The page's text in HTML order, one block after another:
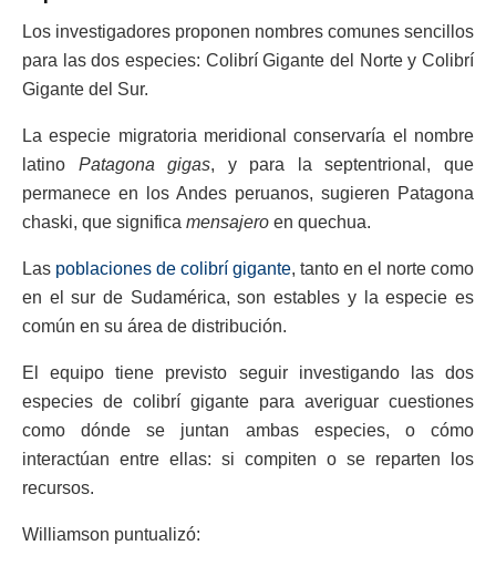
Los investigadores proponen nombres comunes sencillos
para las dos especies: Colibrí Gigante del Norte y Colibrí
Gigante del Sur.
La especie migratoria meridional conservaría el nombre
latino Patagona gigas, y para la septentrional, que
permanece en los Andes peruanos, sugieren Patagona
chaski, que significa mensajero en quechua.
Las poblaciones de colibrí gigante, tanto en el norte como
en el sur de Sudamérica, son estables y la especie es
común en su área de distribución.
El equipo tiene previsto seguir investigando las dos
especies de colibrí gigante para averiguar cuestiones
como dónde se juntan ambas especies, o cómo
interactúan entre ellas: si compiten o se reparten los
recursos.
Williamson puntualizó: